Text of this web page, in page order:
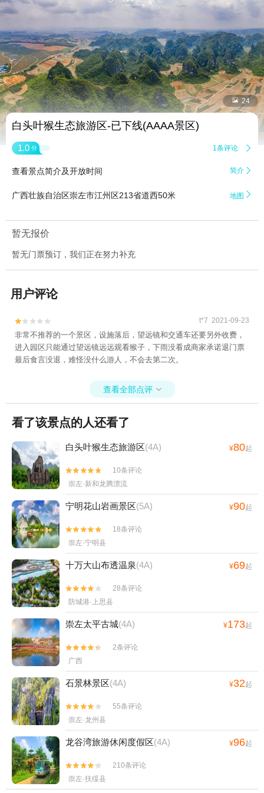
 24
白头叶猴生态旅游区-已下线(AAAA景区)
1.0 分 1条评论 
查看景点简介及开放时间 简介 
广西壮族自治区崇左市江州区213省道西50米 地图 
暂无报价
暂无门票预订，我们正在努力补充
用户评论

 t*7 2021-09-23
非常不推荐的一个景区，设施落后，望远镜和交通车还要另外收费，
进入园区只能通过望远镜远远观看猴子，下雨没看成商家承诺退门票
最后食言没退，难怪没什么游人，不会去第二次。
查看全部点评 
看了该景点的人还看了
白头叶猴生态旅游区(4A) ¥80起


10条评论
崇左·新和龙腾漂流
宁明花山岩画景区(5A) ¥90起


18条评论
崇左·宁明县
十万大山布透温泉(4A) ¥69起


28条评论
防城港·上思县
崇左太平古城(4A) ¥173起


2条评论
广西
石景林景区(4A) ¥32起


55条评论
崇左·龙州县
龙谷湾旅游休闲度假区(4A) ¥96起


210条评论
崇左·扶绥县
